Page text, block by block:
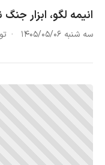
انیمه لگو، ابزار جنگ
سه شنبه ۱۴۰۵/۰۵/۰۶